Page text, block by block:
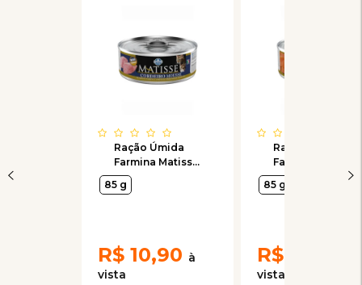
Ração Úmida
Farmina Matisse
sabor Mousse
de Cordeiro
85 g
R$ 10,90
Ração Úmida
Farmina Matisse
sabor Mousse
de Salmão para
85 g
R$